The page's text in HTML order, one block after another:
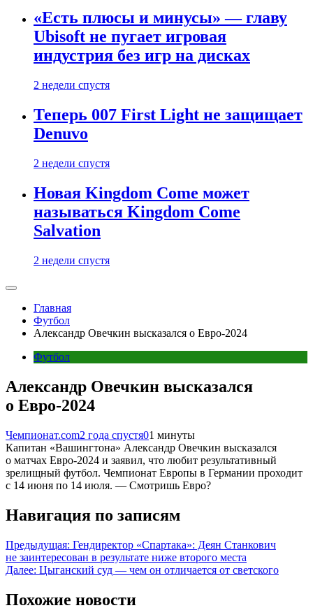
«Есть плюсы и минусы» — главу
Ubisoft не пугает игровая
индустрия без игр на дисках
2 недели спустя
Теперь 007 First Light не защищает
Denuvo
2 недели спустя
Новая Kingdom Come может
называться Kingdom Come
Salvation
2 недели спустя
Главная
Футбол
Александр Овечкин высказался о Евро-2024
Футбол
Александр Овечкин высказался
о Евро-2024
Чемпионат.com2 года спустя01 минуты
Капитан «Вашингтона» Александр Овечкин высказался
о матчах Евро-2024 и заявил, что любит результативный
зрелищный футбол. Чемпионат Европы в Германии проходит
с 14 июня по 14 июля. — Смотришь Евро?
Навигация по записям
Предыдущая: Гендиректор «Спартака»: Деян Станкович
не заинтересован в результате ниже второго места
Далее: Цыганский суд — чем он отличается от светского
Похожие новости